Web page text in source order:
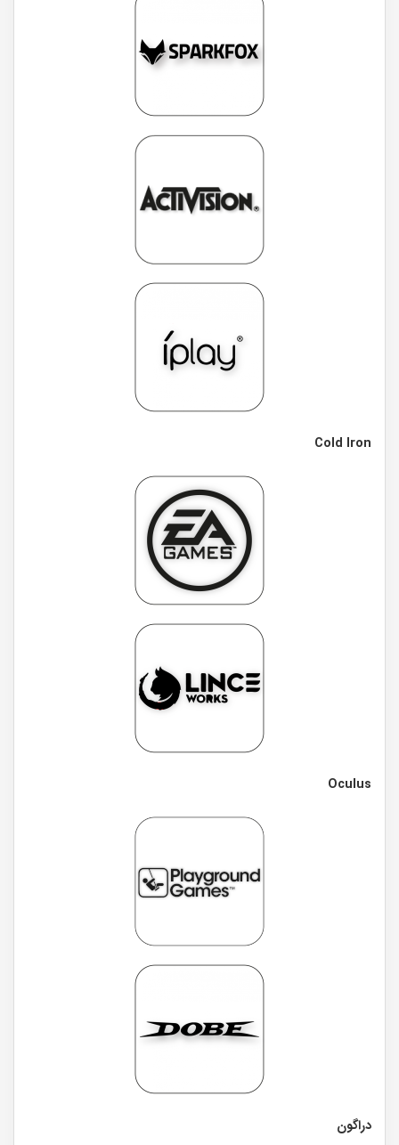
Cold Iron
Oculus
دراگون